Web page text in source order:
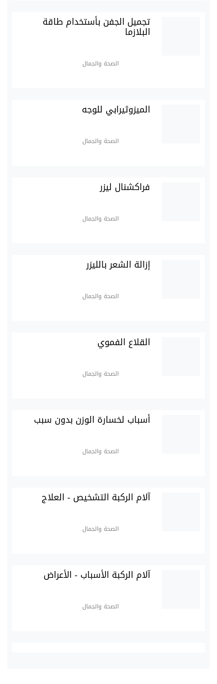
تجميل الجفن بأستخدام طاقة
البلازما
الصحة والجمال
الميزوثيرابي للوجه
الصحة والجمال
فراكشنال ليزر
الصحة والجمال
إزالة الشعر بالليزر
الصحة والجمال
القلاع الفموي
الصحة والجمال
أسباب لخسارة الوزن بدون سبب
الصحة والجمال
آلام الركبة التشخيص - العلاج
الصحة والجمال
آلام الركبة الأسباب - الأعراض
الصحة والجمال